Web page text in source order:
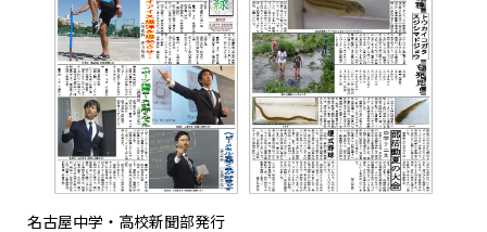
名古屋中学・高校新聞部発行